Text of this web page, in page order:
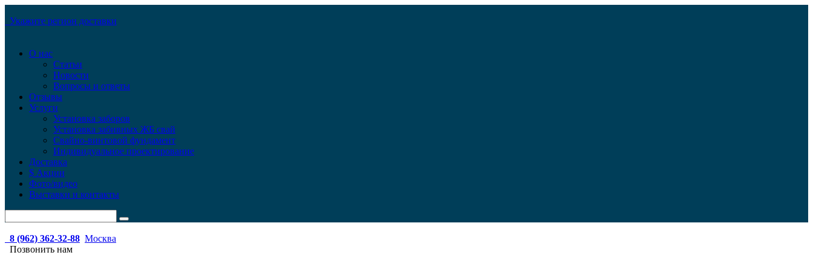
Укажите регион доставки
О нас
Статьи
Новости
Вопросы и ответы
Отзывы
Услуги
Установка заборов
Установка забивных ЖБ свай
Свайно-винтовой фундамент
Индивидуальное проектирование
Доставка
$ Акции
Фото/видео
Выставки и контакты
8 (962) 362-32-88 Москва
Позвонить нам